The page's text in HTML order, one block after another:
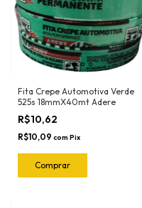
Fita Crepe Automotiva Verde
525s 18mmX40mt Adere
R$10,62
R$10,09 com Pix